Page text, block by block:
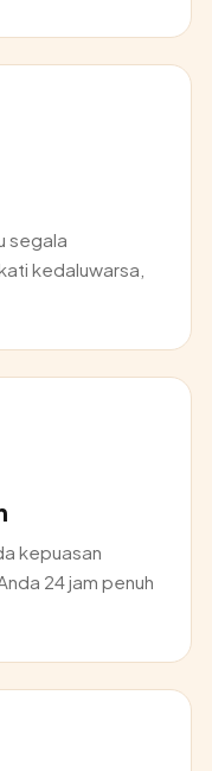
segala
kedaluwarsa,
kepuasan
24 jam penuh